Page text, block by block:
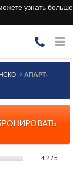
узнать больше
АПАРТ-
4.2 / 5